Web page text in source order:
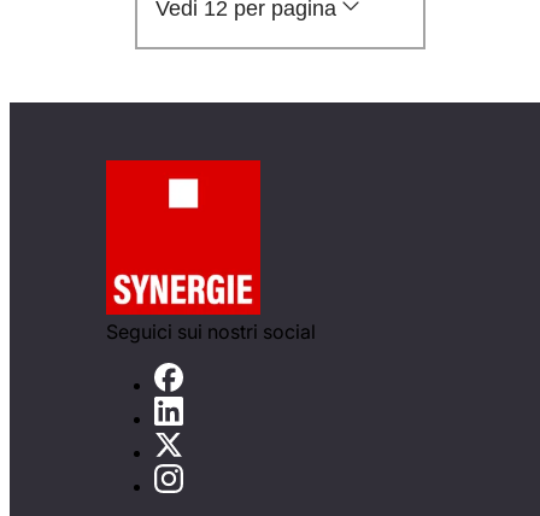
Vedi 12 per pagina
Seguici sui nostri social